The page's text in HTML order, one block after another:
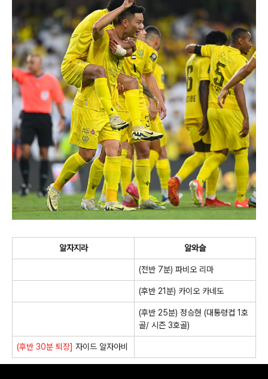
알자지라 알와슬
(전반 7분) 파비오 리마
(후반 21분) 카이오 카네도
(후반 25분) 정승현 (대통령컵 1호
골/ 시즌 3호골)
(후반 30분 퇴장] 자이드 알자아비